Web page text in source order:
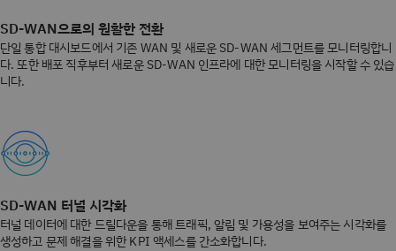
SD-WAN으로의 원활한 전환
단일 통합 대시보드에서 기존 WAN 및 새로운 SD-WAN 세그먼트를 모니터링합니
다. 또한 배포 직후부터 새로운 SD-WAN 인프라에 대한 모니터링을 시작할 수 있습
니다.
SD-WAN 터널 시각화
터널 데이터에 대한 드릴다운을 통해 트래픽, 알림 및 가용성을 보여주는 시각화를
생성하고 문제 해결을 위한 KPI 액세스를 간소화합니다.